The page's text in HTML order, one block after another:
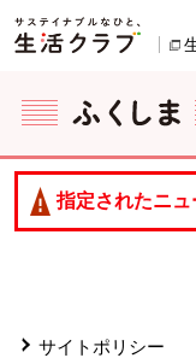
ページの先頭です。
ここからサイト内共
サイト内共通メニュ
サイト内共通メニュ
指定されたニュ
サイトポリシー